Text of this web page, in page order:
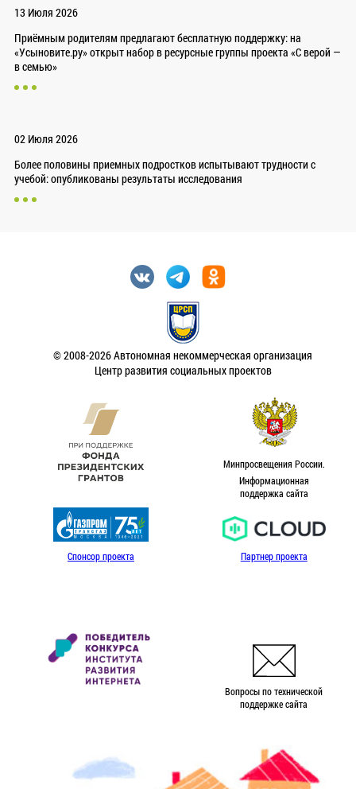
13 Июля 2026
Приёмным родителям предлагают бесплатную поддержку: на
«Усыновите.ру» открыт набор в ресурсные группы проекта «С верой —
в семью»
02 Июля 2026
Более половины приемных подростков испытывают трудности с
учебой: опубликованы результаты исследования
© 2008-2026 Автономная некоммерческая организация
Центр развития социальных проектов
Минпросвещения России.
Информационная
поддержка сайта
Спонсор проекта Партнер проекта
Вопросы по технической
поддержке сайта